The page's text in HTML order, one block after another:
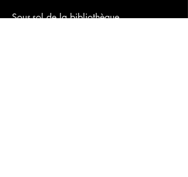
Sous-sol de la bibliothèque